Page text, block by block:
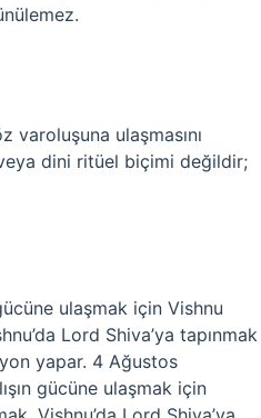
varoluşuna ulaşmasını
dini ritüel biçimi değildir;
ulaşmak için Vishnu
Lord Shiva’ya tapınmak
yapar. 4 Ağustos
gücüne ulaşmak için